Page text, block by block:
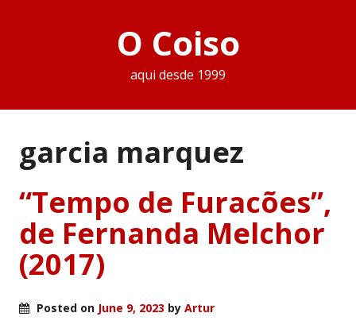
O Coiso
aqui desde 1999
garcia marquez
“Tempo de Furacões”,
de Fernanda Melchor
(2017)
Posted on June 9, 2023 by Artur